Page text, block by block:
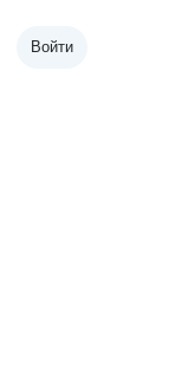
Войти